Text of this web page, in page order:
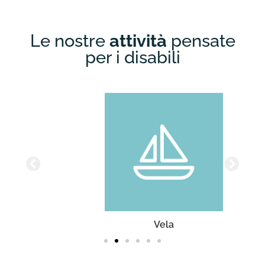
Le nostre attività pensate
per i disabili